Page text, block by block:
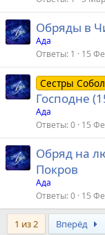
Обряды в
Ада
Ответы 1 15
Сестры
Господне
Ада
Ответы 0 15
Обряд на
Покров
Ада
Ответы 0 15
1 из 2 Вперёд